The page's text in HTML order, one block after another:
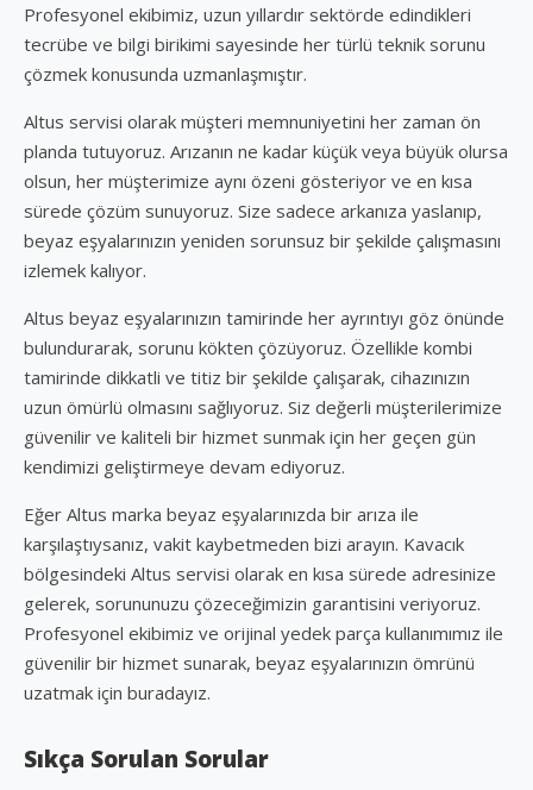
Profesyonel ekibimiz, uzun yıllardır sektörde edindikleri
tecrübe ve bilgi birikimi sayesinde her türlü teknik sorunu
çözmek konusunda uzmanlaşmıştır.
Altus servisi olarak müşteri memnuniyetini her zaman ön
planda tutuyoruz. Arızanın ne kadar küçük veya büyük olursa
olsun, her müşterimize aynı özeni gösteriyor ve en kısa
sürede çözüm sunuyoruz. Size sadece arkanıza yaslanıp,
beyaz eşyalarınızın yeniden sorunsuz bir şekilde çalışmasını
izlemek kalıyor.
Altus beyaz eşyalarınızın tamirinde her ayrıntıyı göz önünde
bulundurarak, sorunu kökten çözüyoruz. Özellikle kombi
tamirinde dikkatli ve titiz bir şekilde çalışarak, cihazınızın
uzun ömürlü olmasını sağlıyoruz. Siz değerli müşterilerimize
güvenilir ve kaliteli bir hizmet sunmak için her geçen gün
kendimizi geliştirmeye devam ediyoruz.
Eğer Altus marka beyaz eşyalarınızda bir arıza ile
karşılaştıysanız, vakit kaybetmeden bizi arayın. Kavacık
bölgesindeki Altus servisi olarak en kısa sürede adresinize
gelerek, sorununuzu çözeceğimizin garantisini veriyoruz.
Profesyonel ekibimiz ve orijinal yedek parça kullanımımız ile
güvenilir bir hizmet sunarak, beyaz eşyalarınızın ömrünü
uzatmak için buradayız.
Sıkça Sorulan Sorular